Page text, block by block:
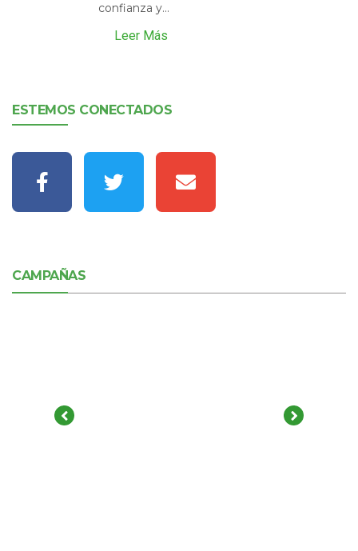
confianza y...
Leer Más
ESTEMOS CONECTADOS
CAMPAÑAS